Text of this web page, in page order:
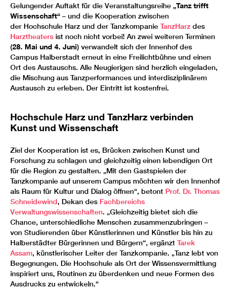
Gelungender Auftakt für die Veranstaltungsreihe „Tanz trifft
Wissenschaft“ – und die Kooperation zwischen
der Hochschule Harz und der Tanzkompanie TanzHarz des
Harztheaters ist noch nicht vorbei! An zwei weiteren Terminen
(28. Mai und 4. Juni) verwandelt sich der Innenhof des
Campus Halberstadt erneut in eine Freilichtbühne und einen
Ort des Austauschs. Alle Neugierigen sind herzlich eingeladen,
die Mischung aus Tanzperformances und interdisziplinärem
Austausch zu erleben. Der Eintritt ist kostenfrei.
Hochschule Harz und TanzHarz verbinden
Kunst und Wissenschaft
Ziel der Kooperation ist es, Brücken zwischen Kunst und
Forschung zu schlagen und gleichzeitig einen lebendigen Ort
für die Region zu gestalten. „Mit den Gastspielen der
Tanzkompanie auf unserem Campus möchten wir den Innenhof
als Raum für Kultur und Dialog öffnen“, betont Prof. Dr. Thomas
Schneidewind, Dekan des Fachbereichs
Verwaltungswissenschaften. „Gleichzeitig bietet sich die
Chance, unterschiedliche Menschen zusammenzubringen –
von Studierenden über Künstlerinnen und Künstler bis hin zu
Halberstädter Bürgerinnen und Bürgern“, ergänzt Tarek
Assam, künstlerischer Leiter der Tanzkompanie. „Tanz lebt von
Begegnungen. Die Hochschule als Ort der Wissensvermittlung
inspiriert uns, Routinen zu überdenken und neue Formen des
Ausdrucks zu entwickeln.“